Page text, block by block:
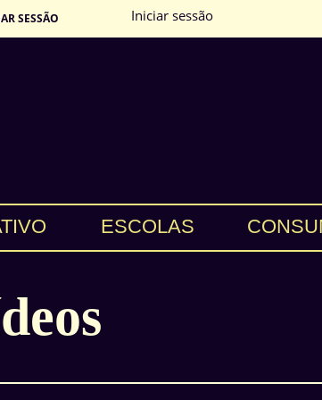
Iniciar sessão
SESSÃO
ESCOLAS